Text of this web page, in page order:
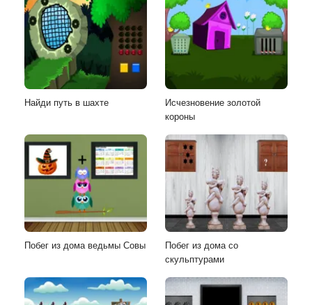
Найди путь в шахте
Исчезновение золотой
короны
Побег из дома ведьмы Совы
Побег из дома со
скульптурами